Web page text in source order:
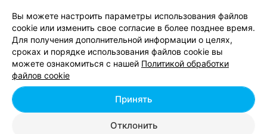
Связаться по вопросам сотрудничества
Написать руководителю relax.by
Персональные настройки cookie
Обработка персональных данных
| 220012, Республика Беларусь, г. Минск,
Вы можете настроить параметры использования файлов
cookie или изменить свое согласие в более позднее время.
Для получения дополнительной информации о целях,
сроках и порядке использования файлов cookie вы
можете ознакомиться с нашей Политикой обработки
файлов cookie
Отклонить
Принять